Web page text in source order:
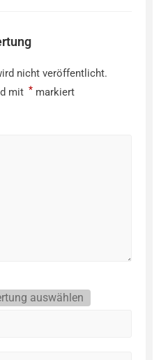
nicht veröffentlicht.
mit * markiert
auswählen